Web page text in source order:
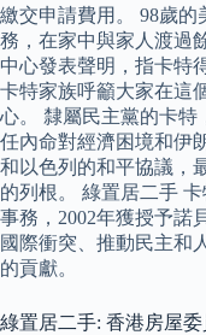
繳交申請費用。 98歲的
務，在家中與家人渡過
中心發表聲明，指卡特
卡特家族呼籲大家在這
心。 隸屬民主黨的卡特
任內命對經濟困境和伊
和以色列的和平協議，
的列根。 綠置居二手
事務，2002年獲授予諾
國際衝突、推動民主和
的貢獻。
綠置居二手: 香港房屋